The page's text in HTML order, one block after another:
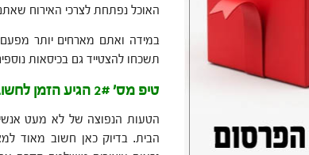
האוכל נפתחת לצרכי האירוח
במידה ואתם מארחים יותר
תשכחו להצטייד גם בכיסאות
טיפ מס' 2# הגיע הזמן לחשוב מחוץ לקופסא
הטעות הנפוצה של לא מעט
הבית. בדיוק כאן חשוב מאוד